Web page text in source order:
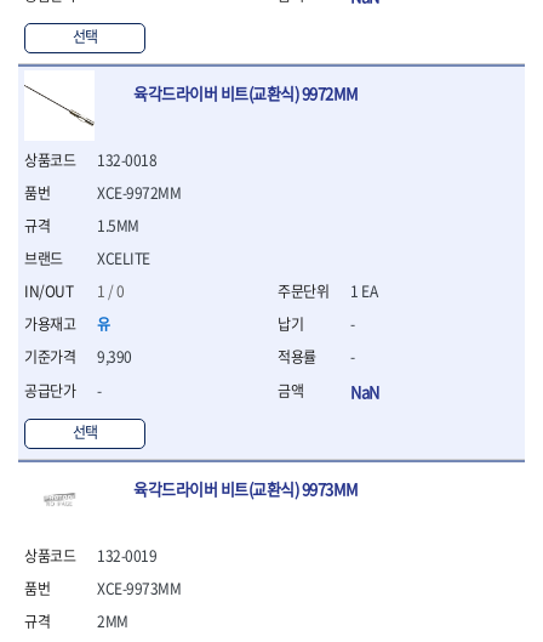
- 절연니퍼
- 절연가위
- 절연드라이버교체날
- 절연공구세트
- 절연라쳇렌치
- 절연볼트커터
- 절연아답타
- 절연펀치
- 기타
- 방폭연결대
- 방폭옵셋렌치
- 방폭니퍼
- 방폭가위
- 방폭렌치
- 방폭스패너
- 방폭T렌치
- 방폭드라이버
- 방폭펀치
선택
육각드라이버 비트(교환식) 9972MM
132-0018
XCELITE
1 / 0
유
9,390
-
선택
XCE-9972MM
1.5MM
1 EA
-
-
NaN
육각드라이버 비트(교환식) 9973MM
132-0019
XCE-9973MM
2MM